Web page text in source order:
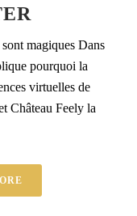
magiques Dans
pourquoi la
virtuelles de
Château Feely la